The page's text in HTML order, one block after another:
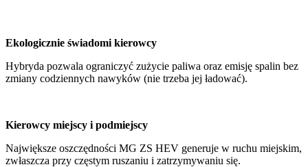
Ekologicznie świadomi kierowcy
Hybryda pozwala ograniczyć zużycie paliwa oraz emisję spalin bez
zmiany codziennych nawyków (nie trzeba jej ładować).
Kierowcy miejscy i podmiejscy
Największe oszczędności MG ZS HEV generuje w ruchu miejskim,
zwłaszcza przy częstym ruszaniu i zatrzymywaniu się.